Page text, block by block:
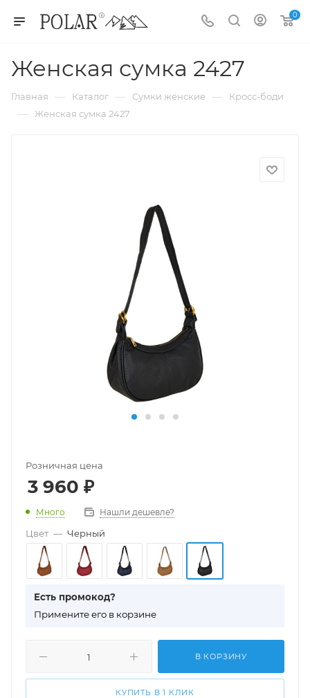
0
Женская сумка 2427
Главная — Каталог — Сумки женские — Кросс-боди
— Женская сумка 2427
Розничная цена
3 960 ₽
Много Нашли дешевле?
Цвет — Черный
Есть промокод?
Примените его в корзине
В КОРЗИНУ
КУПИТЬ В 1 КЛИК